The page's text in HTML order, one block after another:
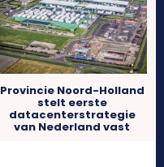
Provincie Noord-Holland
stelt eerste
datacenterstrategie
van Nederland vast